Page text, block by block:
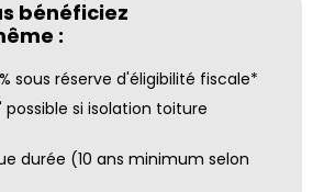
bénéficiez
:
sous réserve d'éligibilité fiscale*
possible si isolation toiture
durée (10 ans minimum selon